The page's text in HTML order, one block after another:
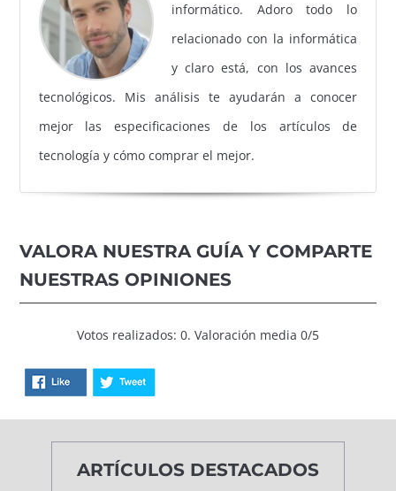
informático. Adoro todo lo
relacionado con la informática
y claro está, con los avances
tecnológicos. Mis análisis te ayudarán a conocer
mejor las especificaciones de los artículos de
tecnología y cómo comprar el mejor.
VALORA NUESTRA GUÍA Y COMPARTE
NUESTRAS OPINIONES
Votos realizados: 0. Valoración media 0/5
ARTÍCULOS DESTACADOS